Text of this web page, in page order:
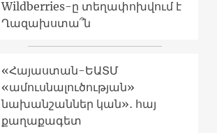
Wildberries-ը տեղափոխվում է
Ղազախստա՞ն
«Հայաստան-ԵԱՏՄ
«ամուսնալուծության»
նախանշաններ կան»․ հայ
քաղաքագետ